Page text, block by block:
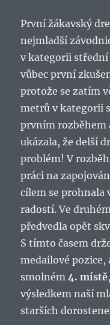
První žákavský
nejmladší
v kategorii
vůbec první
protože se zatím
metrů v kategorii
prvním rozběhem
ukázala, že delší
problém! V
práci na
cílem se prohnala
radostí. Ve
předvedla opět
S tímto časem
medailové pozice,
smolném4. místě
výsledkem naší
starších